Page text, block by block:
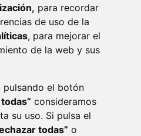
para recordar
de uso de la
, para mejorar el
de la web y sus
pulsando el botón
consideramos
su uso. Si pulsa el
todas” o
400 700 ·
LEGAL
DE DATOS
DE COOKIES